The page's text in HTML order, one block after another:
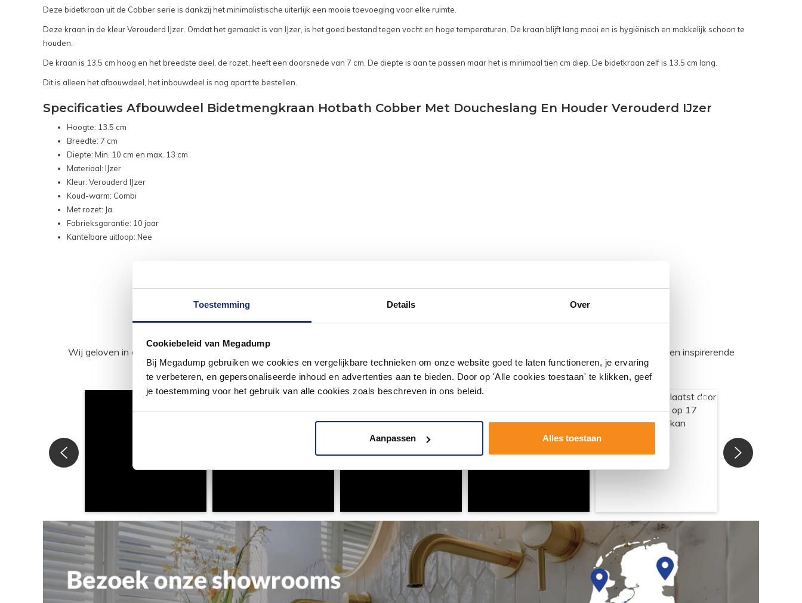
Toestemming Details Over
Cookiebeleid van Megadump
Bij Megadump gebruiken we cookies en vergelijkbare technieken om onze website goed te laten functioneren, je ervaring
te verbeteren, en gepersonaliseerde inhoud en advertenties aan te bieden. Door op 'Alle cookies toestaan' te klikken, geef
je toestemming voor het gebruik van alle cookies zoals beschreven in ons beleid.
Aanpassen Alles toestaan
Deze bidetkraan uit de Cobber serie is dankzij het minimalistische uiterlijk een mooie toevoeging voor elke ruimte.
Deze kraan in de kleur Verouderd IJzer. Omdat het gemaakt is van IJzer, is het goed bestand tegen vocht en hoge temperaturen. De kraan blijft lang mooi en is hygiënisch en makkelijk schoon te
houden.
De kraan is 13.5 cm hoog en het breedste deel, de rozet, heeft een doorsnede van 7 cm. De diepte is aan te passen maar het is minimaal tien cm diep. De bidetkraan zelf is 13.5 cm lang.
Dit is alleen het afbouwdeel, het inbouwdeel is nog apart te bestellen.
Specificaties Afbouwdeel Bidetmengkraan Hotbath Cobber Met Doucheslang En Houder Verouderd IJzer
Hoogte: 13.5 cm
Breedte: 7 cm
Diepte: Min. 10 cm en max. 13 cm
Materiaal: IJzer
Kleur: Verouderd IJzer
Koud-warm: Combi
Met rozet: Ja
Fabrieksgarantie: 10 jaar
Kantelbare uitloop: Nee
Wij geloven in de kracht van delen. Deel jouw badkamer op Instagram met #mijndroombadkamer en tag @megadumpnl. Samen bouwen we een inspirerende
omgeving vol met unieke badkamerstijlen. Doe je mee?